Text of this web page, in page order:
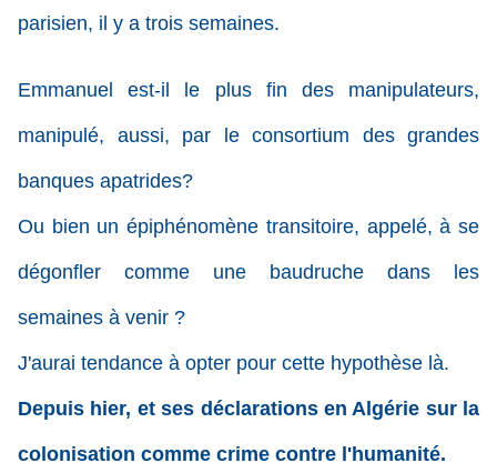
parisien, il y a trois semaines.
Emmanuel est-il le plus fin des manipulateurs,
manipulé, aussi, par le consortium des grandes
banques apatrides?
Ou bien un épiphénomène transitoire, appelé, à se
dégonfler comme une baudruche dans les
semaines à venir ?
J'aurai tendance à opter pour cette hypothèse là.
Depuis hier, et ses déclarations en Algérie sur la
colonisation comme crime contre l'humanité.